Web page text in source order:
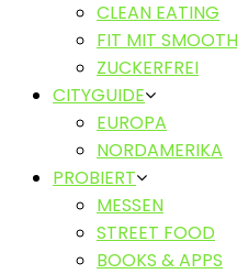
CLEAN EATING
FIT MIT
ZUCKERFREI
CITYGUIDE
EUROPA
NORDAMERIKA
PROBIERT
MESSEN
STREET FOOD
BOOKS & APPS